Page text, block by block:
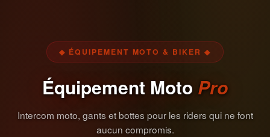
◆ ÉQUIPEMENT MOTO & BIKER ◆
Équipement Moto Pro
Intercom moto, gants et bottes pour les riders qui ne font
aucun compromis.